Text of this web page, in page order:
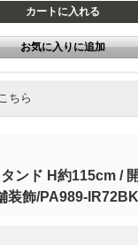
ちら
タンド H約115cm /
装飾/PA989-IR72BK